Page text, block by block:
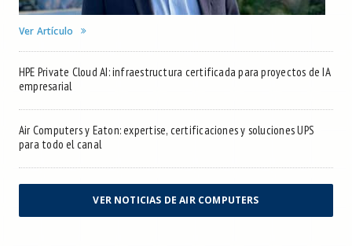
Ver Artículo
HPE Private Cloud AI: infraestructura certificada para proyectos de IA
empresarial
Air Computers y Eaton: expertise, certificaciones y soluciones UPS
para todo el canal
VER NOTICIAS DE AIR COMPUTERS